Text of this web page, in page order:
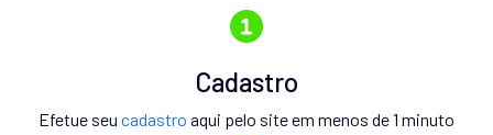
Cadastro
Efetue seu cadastro aqui pelo site em menos de 1 minuto